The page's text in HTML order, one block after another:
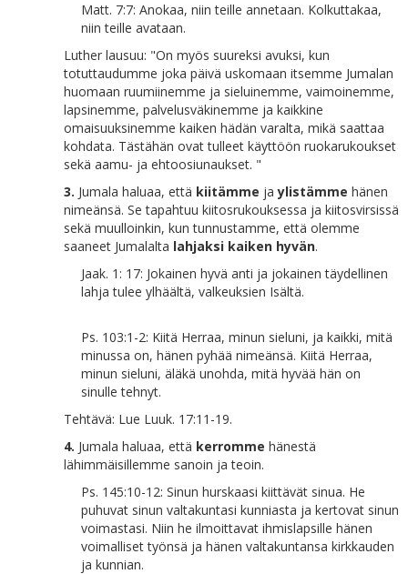
Matt. 7:7: Anokaa, niin teille annetaan. Kolkuttakaa,
niin teille avataan.
Luther lausuu: "On myös suureksi avuksi, kun
totuttaudumme joka päivä uskomaan itsemme Jumalan
huomaan ruumiinemme ja sieluinemme, vaimoinemme,
lapsinemme, palvelusväkinemme ja kaikkine
omaisuuksinemme kaiken hädän varalta, mikä saattaa
kohdata. Tästähän ovat tulleet käyttöön ruokarukoukset
sekä aamu- ja ehtoosiunaukset. "
3. Jumala haluaa, että kiitämme jaylistämme hänen
nimeänsä. Se tapahtuu kiitosrukouksessa ja kiitosvirsissä
sekä muulloinkin, kun tunnustamme, että olemme
saaneet Jumalalta lahjaksi kaiken hyvän.
Jaak. 1: 17: Jokainen hyvä anti ja jokainen täydellinen
lahja tulee ylhäältä, valkeuksien Isältä.
Ps. 103:1-2: Kiitä Herraa, minun sieluni, ja kaikki, mitä
minussa on, hänen pyhää nimeänsä. Kiitä Herraa,
minun sieluni, äläkä unohda, mitä hyvää hän on
sinulle tehnyt.
Tehtävä: Lue Luuk. 17:11-19.
4. Jumala haluaa, että kerromme hänestä
lähimmäisillemme sanoin ja teoin.
Ps. 145:10-12: Sinun hurskaasi kiittävät sinua. He
puhuvat sinun valtakuntasi kunniasta ja kertovat sinun
voimastasi. Niin he ilmoittavat ihmislapsille hänen
voimalliset työnsä ja hänen valtakuntansa kirkkauden
ja kunnian.